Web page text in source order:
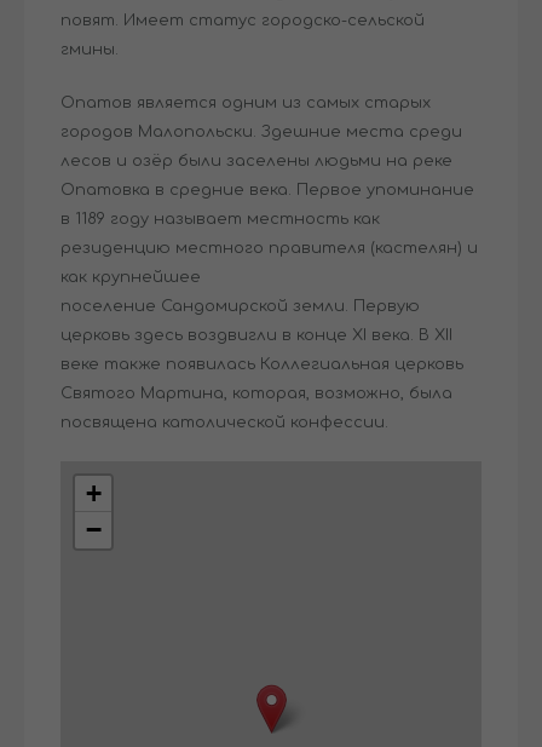
повят. Имеет статус городско-сельской
гмины.
Опатов является одним из самых старых
городов Малопольски. Здешние места среди
лесов и озёр были заселены людьми на реке
Опатовка в средние века. Первое упоминание
в 1189 году называет местность как
резиденцию местного правителя (кастелян) и
как крупнейшее
поселение Сандомирской земли. Первую
церковь здесь воздвигли в конце XI века. В XII
веке также появилась Коллегиальная церковь
Святого Мартина, которая, возможно, была
посвящена католической конфессии.
+
−